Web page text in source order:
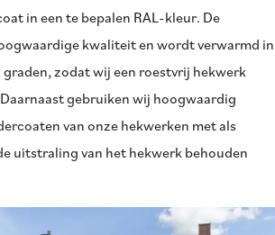
in een te bepalen RAL-kleur. De
kwaliteit en wordt verwarmd in
zodat wij een roestvrij hekwerk
gebruiken wij hoogwaardig
van onze hekwerken met als
uitstraling van het hekwerk behouden